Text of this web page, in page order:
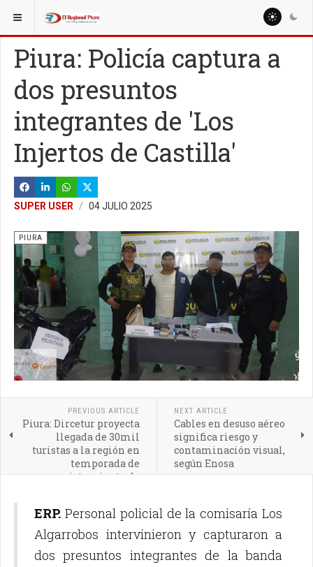
ESTÁ AQUÍ: REGIÓN PIURA
Piura: Policía captura a
dos presuntos
integrantes de 'Los
Injertos de Castilla'
SUPER USER 04 JULIO 2025
PIURA
PREVIOUS ARTICLE
Piura: Dircetur proyecta
llegada de 30mil
turistas a la región en
temporada de
avistamiento de
NEXT ARTICLE
Cables en desuso aéreo
significa riesgo y
contaminación visual,
según Enosa
ERP. Personal policial de la comisaría Los
Algarrobos intervinieron y capturaron a
dos presuntos integrantes de la banda